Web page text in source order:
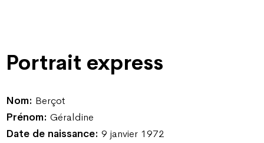
Portrait express
Nom : Berçot
Prénom : Géraldine
Date de naissance : 9 janvier 1972